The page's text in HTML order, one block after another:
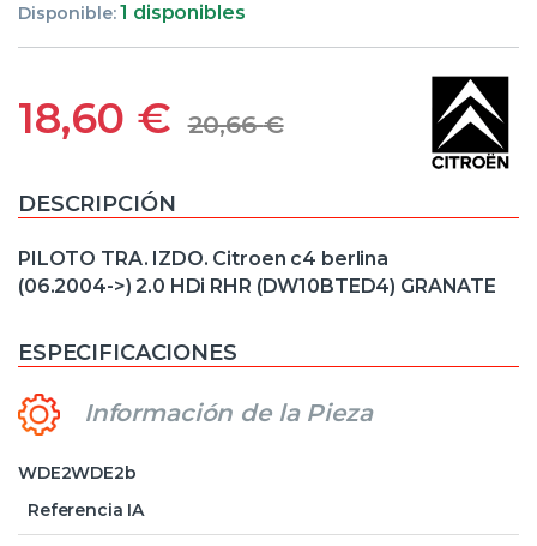
Disponible:1 disponibles
18,60 € 20,66€
DESCRIPCIÓN
PILOTO TRA. IZDO. Citroen c4 berlina
(06.2004->) 2.0 HDi RHR (DW10BTED4) GRANATE
ESPECIFICACIONES
Información de la Pieza
WDE2WDE2b
Referencia IA